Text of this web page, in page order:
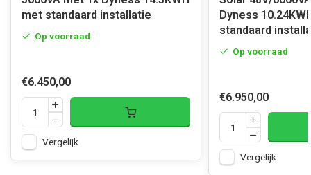
met standaard installatie
Op voorraad
€6.450,00
Vergelijk
Dyness
standaard
Op voorraad
€6.950,00
Vergelijk